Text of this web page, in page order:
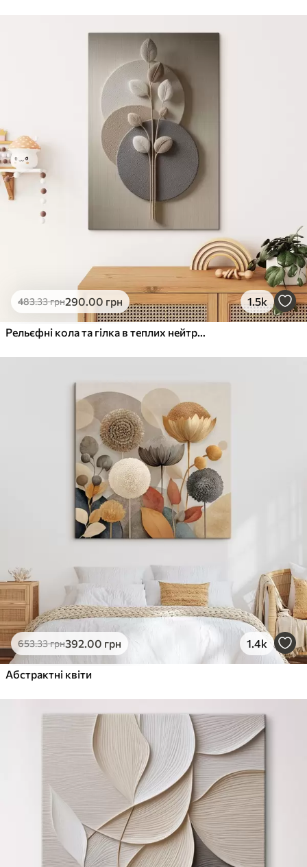
Яскраві, насичені кольори
Стійкість до вицвітання
Безпечне чорнило без запаху
Поверхня з текстурою полотна
Екологічний матеріал
Преміум
Від363
Яскраві, насичені кольори
Стійкість до вицвітання
Безпечне чорнило без запаху
Поверхня з текстурою полотна
Еко-Преміум
.00грн
✓Яскраві, насичені кольори
Поверхня з текстурою полотна
Екологічний матеріал
483.33грн290.00 грн 1.5k
Рельєфні кола та гілка в теплих нейтральних тонах
653.33грн392.00 грн 1.4k
Абстрактні квіти